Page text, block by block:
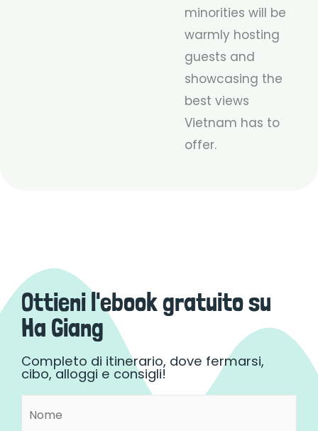
minorities will be
warmly hosting
guests and
showcasing the
best views
Vietnam has to
offer.
Ottieni l'ebook gratuito su
Ha Giang
Completo di itinerario, dove fermarsi,
cibo, alloggi e consigli!
Nome